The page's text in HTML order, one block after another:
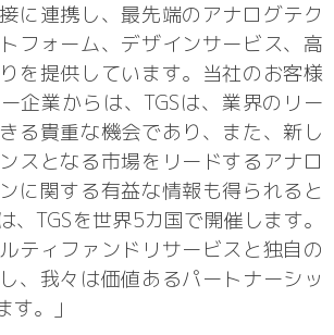
に連携し、最先端のアナログテク
フォーム、デザインサービス、高
を提供しています。当社のお客様
企業からは、TGSは、業界のリー
る貴重な機会であり、また、新し
スとなる市場をリードするアナロ
に関する有益な情報も得られると
、TGSを世界5カ国で開催します。
ティファンドリサービスと独自の
、我々は価値あるパートナーシッ
す。」